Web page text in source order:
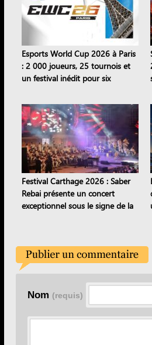
Esports World Cup 2026 à Paris
: 2 000 joueurs, 25 tournois et
un festival inédit pour six
Festival Carthage 2026 : Saber
Rebai présente un concert
exceptionnel sous le signe de la
Nom (requis)